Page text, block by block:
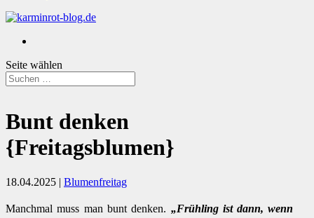
Seite wählen
Bunt denken
{Freitagsblumen}
18.04.2025 | Blumenfreitag
Manchmal muss man bunt denken. „Frühling ist dann, wenn